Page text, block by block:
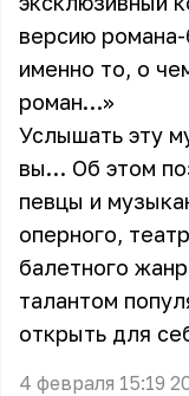
версию
именно то, о
роман…»
Услышать эту
вы… Об этом
певцы и
оперного,
балетного
талантом
открыть для
4 февраля 15:19